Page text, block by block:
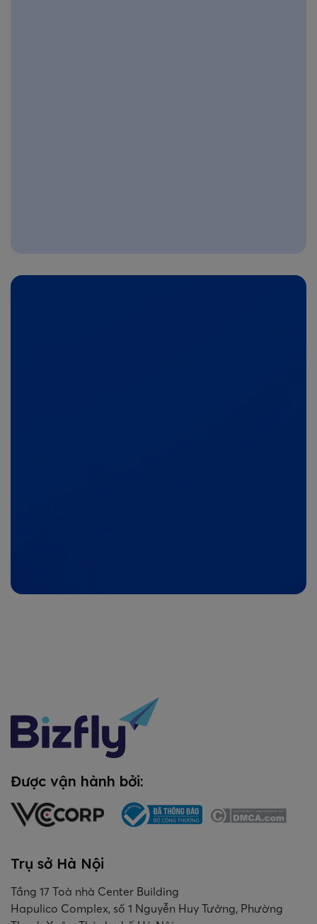
Được vận hành bởi:
Trụ sở Hà Nội
Tầng 17 Toà nhà Center Building
Hapulico Complex, số 1 Nguyễn Huy Tưởng, Phường